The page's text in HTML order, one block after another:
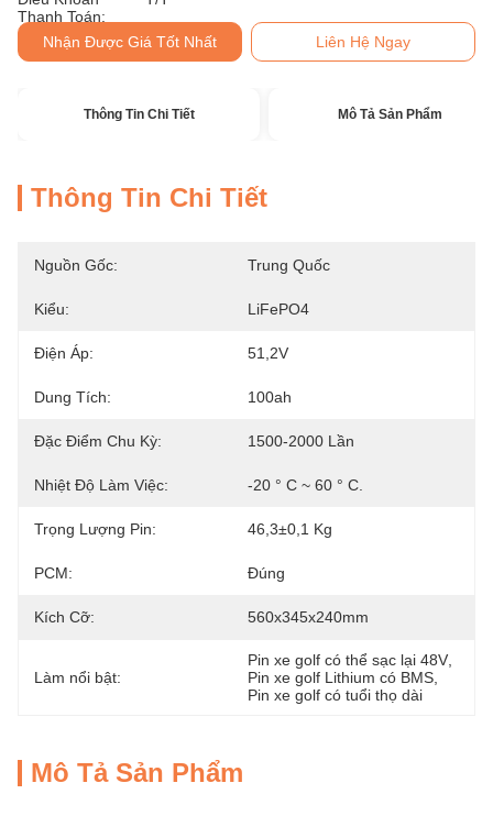
Thanh Toán:
Nhận Được Giá Tốt Nhất Liên Hệ Ngay
Thông Tin Chi Tiết Mô Tả Sản Phẩm
Thông Tin Chi Tiết
Nguồn Gốc: Trung Quốc
Kiểu: LiFePO4
Điện Áp: 51,2V
Dung Tích: 100ah
Đặc Điểm Chu Kỳ: 1500-2000 Lần
Nhiệt Độ Làm Việc: -20 ° C ~ 60 ° C.
Trọng Lượng Pin: 46,3±0,1 Kg
PCM: Đúng
Kích Cỡ: 560x345x240mm
Làm nổi bật:
Pin xe golf có thể sạc lại 48V
Pin xe golf Lithium có BMS
Pin xe golf có tuổi thọ dài
Mô Tả Sản Phẩm